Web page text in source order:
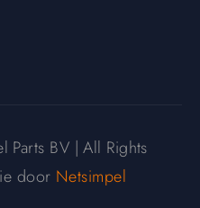
BV | All Rights
door Netsimpel